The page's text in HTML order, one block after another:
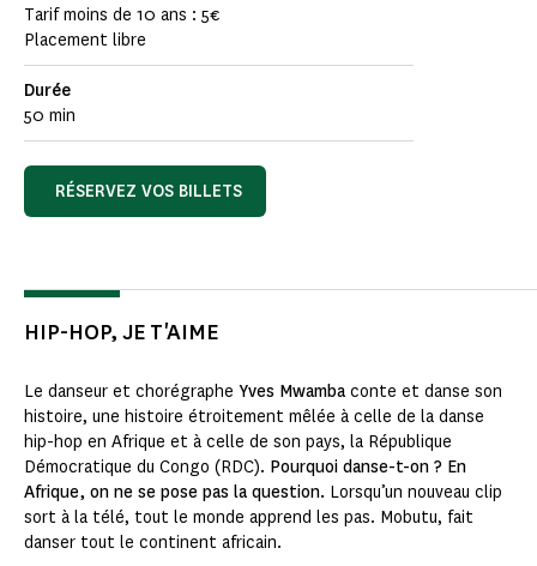
Tarif moins de 10 ans : 5€
Placement libre
Durée
50 min
RÉSERVEZ VOS BILLETS
HIP-HOP, JE T'AIME
Le danseur et chorégraphe Yves Mwamba conte et danse son
histoire, une histoire étroitement mêlée à celle de la danse
hip-hop en Afrique et à celle de son pays, la République
Démocratique du Congo (RDC). Pourquoi danse-t-on ? En
Afrique, on ne se pose pas la question. Lorsqu’un nouveau clip
sort à la télé, tout le monde apprend les pas. Mobutu, fait
danser tout le continent africain.